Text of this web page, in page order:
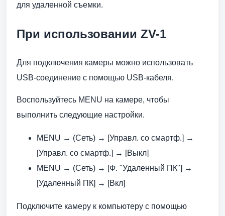
для удаленной съемки.
При использовании ZV-1
Для подключения камеры можно использовать
USB-соединение с помощью USB-кабеля.
Воспользуйтесь MENU на камере, чтобы
выполнить следующие настройки.
MENU → (Сеть) → [Управл. со смартф.] →
[Управл. со смартф.] → [Выкл]
MENU → (Сеть) → [Ф. "Удаленный ПК"] →
[Удаленный ПК] → [Вкл]
Подключите камеру к компьютеру с помощью